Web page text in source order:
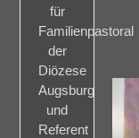
für
Familienpastoral
der
Diözese
Augsburg
und
Referent